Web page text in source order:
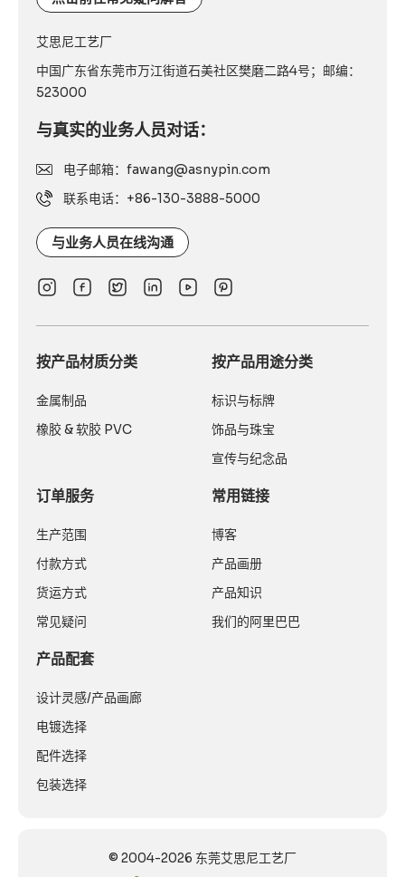
艾思尼工艺厂
中国广东省东莞市万江街道石美社区樊磨二路4号；邮编：
523000
与真实的业务人员对话：
电子邮箱：fawang@asnypin.com
联系电话：+86-130-3888-5000
与业务人员在线沟通
按产品材质分类
金属制品
橡胶 & 软胶 PVC
订单服务
生产范围
付款方式
货运方式
常见疑问
按产品用途分类
标识与标牌
饰品与珠宝
宣传与纪念品
常用链接
博客
产品画册
产品知识
我们的阿里巴巴
产品配套
设计灵感/产品画廊
电镀选择
配件选择
包装选择
© 2004-2026 东莞艾思尼工艺厂